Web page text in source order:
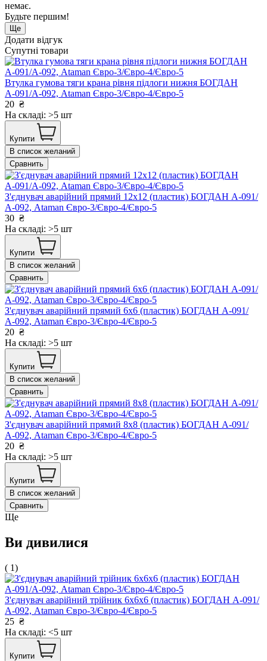
немає.
Будьте першим!
Ще
Додати відгук
Супутні товари
Втулка гумова тяги крана рівня підлоги нижня БОГДАН
А-091/А-092, Ataman Євро-3/Євро-4/Євро-5
20 ₴
На складі: >5 шт
Купити
В список желаний
Сравнить
З'єднувач аварійний прямий 12х12 (пластик) БОГДАН А-091/
А-092, Ataman Євро-3/Євро-4/Євро-5
30 ₴
На складі: >5 шт
Купити
В список желаний
Сравнить
З'єднувач аварійний прямий 6х6 (пластик) БОГДАН А-091/
А-092, Ataman Євро-3/Євро-4/Євро-5
20 ₴
На складі: >5 шт
Купити
В список желаний
Сравнить
З'єднувач аварійний прямий 8х8 (пластик) БОГДАН А-091/
А-092, Ataman Євро-3/Євро-4/Євро-5
20 ₴
На складі: >5 шт
Купити
В список желаний
Сравнить
Ще
Ви дивилися
( 1)
З'єднувач аварійний трійник 6х6х6 (пластик) БОГДАН А-091/
А-092, Ataman Євро-3/Євро-4/Євро-5
25 ₴
На складі: <5 шт
Купити